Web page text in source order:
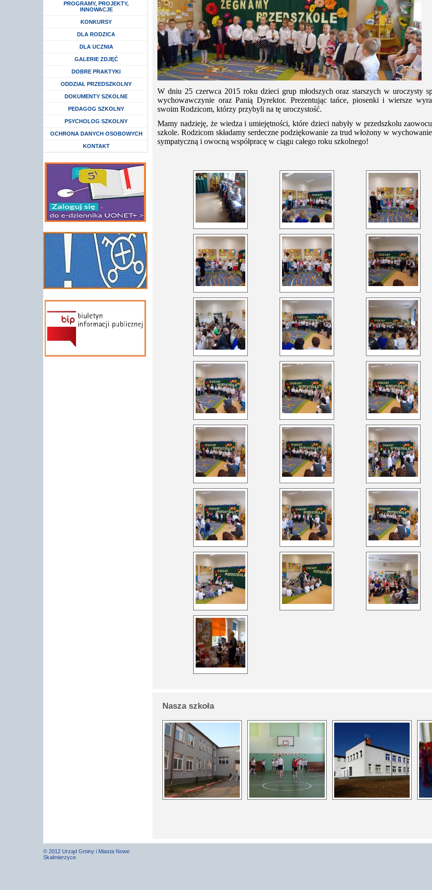
Rozwiń menu
PROGRAMY, PROJEKTY,
INNOWACJE
Rozwiń menu
KONKURSY
Rozwiń menu
DLA RODZICA
Rozwiń menu
DLA UCZNIA
GALERIE ZDJĘĆ
DOBRE PRAKTYKI
Rozwiń menu
ODDZIAŁ PRZEDSZKOLNY
DOKUMENTY SZKOLNE
Rozwiń menu
PEDAGOG SZKOLNY
Rozwiń menu
PSYCHOLOG SZKOLNY
Rozwiń menu
OCHRONA DANYCH OSOBOWYCH
KONTAKT
W dniu 25 czerwca 2015 roku dzieci grup młodszych oraz starszych w uroczysty
wychowawczynie oraz Panią Dyrektor. Prezentując tańce, piosenki i wiersze
swoim Rodzicom, którzy przybyli na tę uroczystość.
Mamy nadzieję, że wiedza i umiejętności, które dzieci nabyły w przedszkolu
szkole. Rodzicom składamy serdeczne podziękowanie za trud włożony w
sympatyczną i owocną współpracę w ciągu całego roku szkolnego!
Nasza szkoła
© 2012 Urząd Gminy i Miasta Nowe
Skalmierzyce